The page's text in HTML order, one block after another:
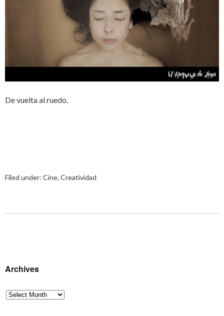
De vuelta al ruedo.
Filed under: Cine, Creatividad
Archives
Archives